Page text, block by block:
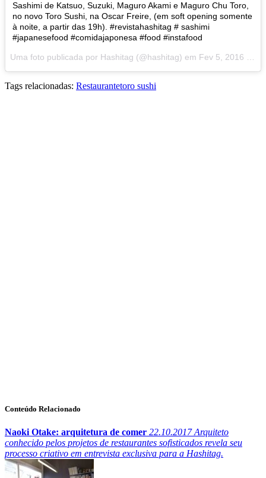
Sashimi de Katsuo, Suzuki, Maguro Akami e Maguro Chu Toro,
no novo Toro Sushi, na Oscar Freire, (em soft opening somente
à noite, a partir das 19h). #revistahashitag # sashimi
#japanesefood #comidajaponesa #food #instafood
Uma foto publicada por Hashitag (@hashitag) em Fev 5, 2016 às 6:56 PST
Tags relacionadas: Restaurantetoro sushi
Conteúdo Relacionado
Naoki Otake: arquitetura de comer 22.10.2017Arquiteto
conhecido pelos projetos de restaurantes sofisticados revela seu
processo criativo em entrevista exclusiva para a Hashitag.